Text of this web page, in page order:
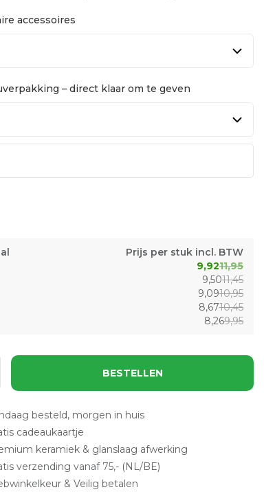
accessoires
– direct klaar om te geven
Prijs per stuk incl. BTW
11,95
9,92
11,45
9,50
10,95
9,09
10,45
8,67
9,95
8,26
BESTELLEN
besteld, morgen in huis
cadeaukaartje
keramiek & glanslaag afwerking
verzending vanaf 75,- (NL/BE)
& Veilig betalen